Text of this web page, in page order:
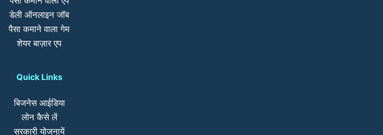
डेली ऑनलाइन जॉब
पैसा कमाने वाला गेम
शेयर बाज़ार एप
Quick Links
बिजनेस आईडिया
लोन कैसे लें
सरकारी योजनायें